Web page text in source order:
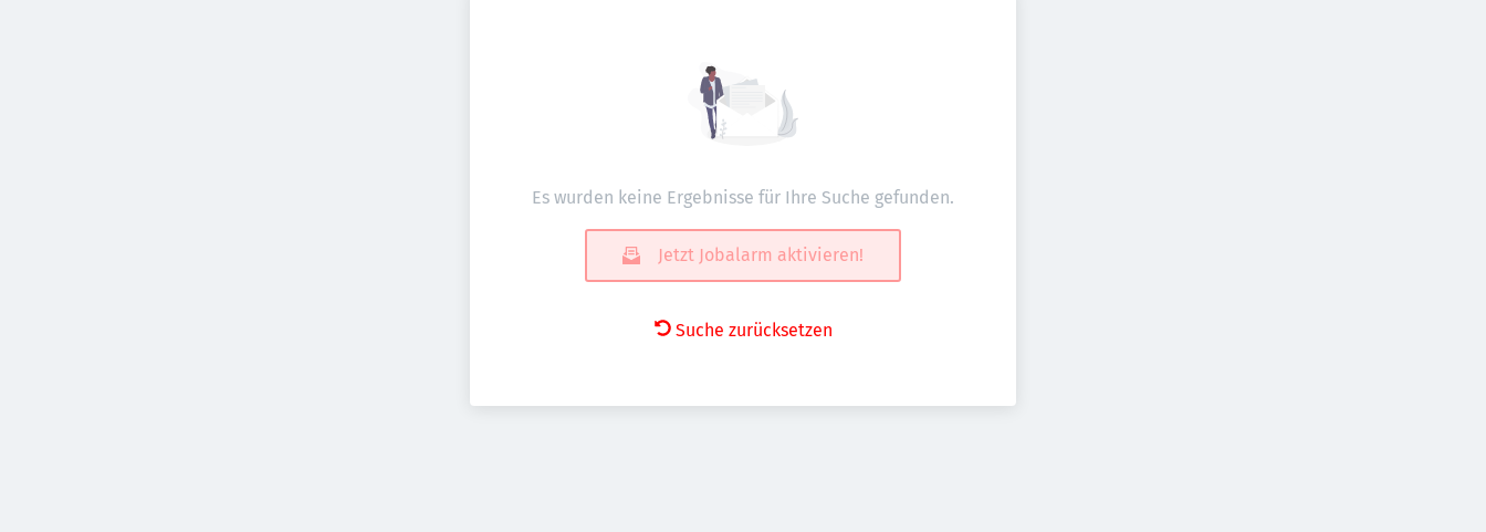
Es wurden keine Ergebnisse für Ihre Suche gefunden.
Jetzt Jobalarm aktivieren!
Suche zurücksetzen